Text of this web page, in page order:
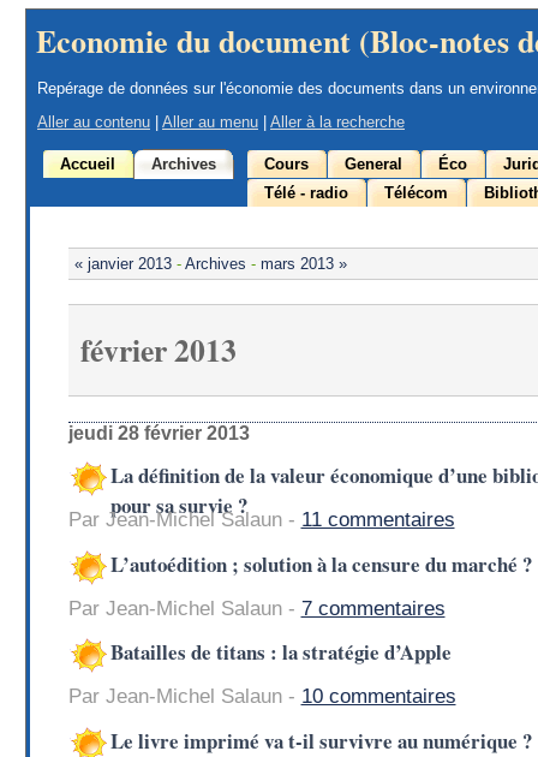
Economie du document (Bloc-notes
Repérage de données sur l'économie des documents dans un
Aller au contenu
Aller au menu Aller à la recherche
Accueil Archives Cours General Éco
Télé - radio
Télécom
« janvier 2013- Archives - mars 2013 »
février 2013
jeudi 28 février 2013
La définition de la valeur économique d’une
pour sa survie ?
Par Jean-Michel Salaun - 11 commentaires
L’autoédition ; solution à la censure du marché ?
Par Jean-Michel Salaun - 7 commentaires
Batailles de titans : la stratégie d’Apple
Par Jean-Michel Salaun - 10 commentaires
Le livre imprimé va t-il survivre au numérique ?